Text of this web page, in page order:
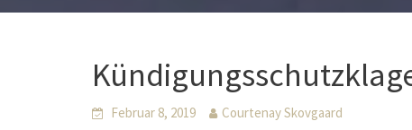
Februar 8, 2019 Courtenay Skovgaard